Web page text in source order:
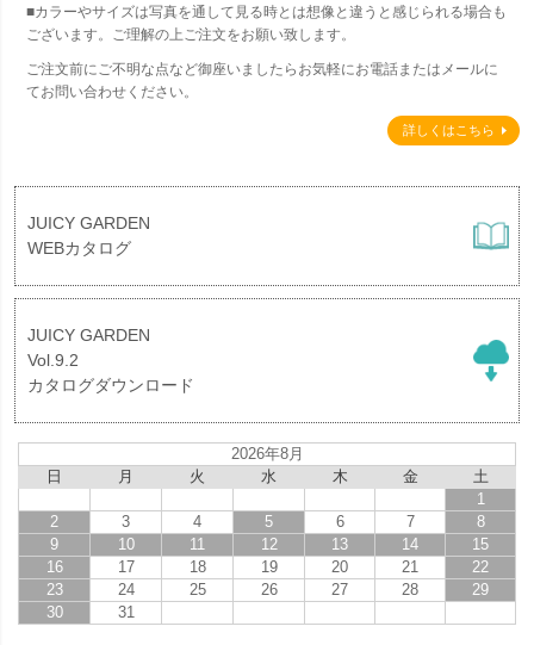
■カラーやサイズは写真を通して見る時とは想像と違うと感じられる場合も
ございます。ご理解の上ご注文をお願い致します。
ご注文前にご不明な点など御座いましたらお気軽にお電話またはメールに
てお問い合わせください。
詳しくはこちら
JUICY GARDEN
WEBカタログ
JUICY GARDEN
Vol.9.2
カタログダウンロード
2026年8月
日
月 火 水 木 金
土
1
2
3 4 5 6 7
8
9
10 11 12 13 14
15
16
17 18 19 20 21
22
23
24 25 26 27 28
29
30
31